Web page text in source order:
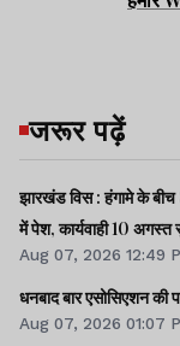
जरूर पढ़ें
झारखंड विस : हंगामे के बीच 8399.31 करोड़ का अनुपूरक बजट सदन
में पेश, कार्यवाही 10
Aug 07, 2026 12:49
धनबाद बार एसोसिएशन की
Aug 07, 2026 01:07